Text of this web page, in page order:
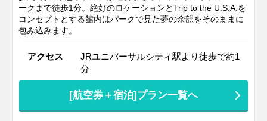
ークまで徒歩1分。絶好のロケーションとTrip to the U.S.A.を
コンセプトとする館内はパークで見た夢の余韻をそのままに
包み込みます。
アクセス
JRユニバーサルシティ駅より徒歩で約1
分
[航空券＋宿泊]プラン一覧へ